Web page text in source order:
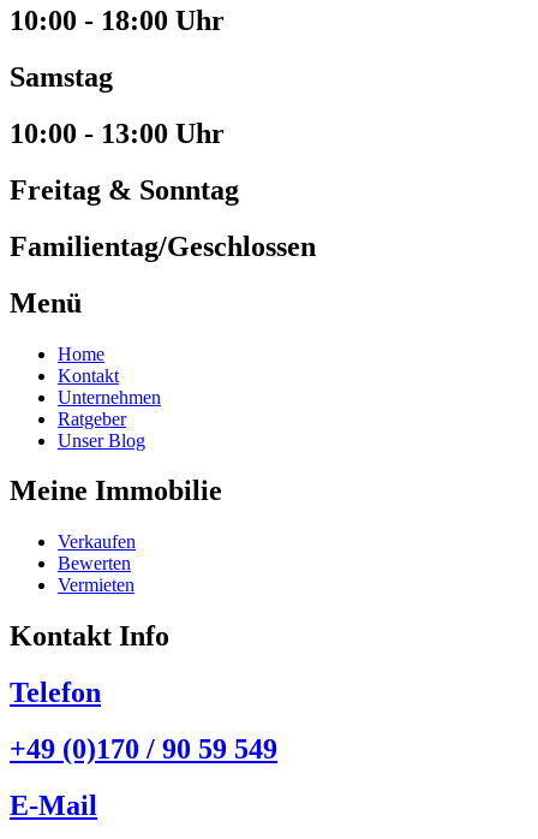
10:00 - 18:00 Uhr
Samstag
10:00 - 13:00 Uhr
Freitag & Sonntag
Familientag/Geschlossen
Menü
Home
Kontakt
Unternehmen
Ratgeber
Unser Blog
Meine Immobilie
Verkaufen
Bewerten
Vermieten
Kontakt Info
Telefon
+49 (0)170 / 90 59 549
E-Mail